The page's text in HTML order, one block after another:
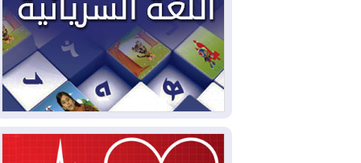
2026-08-02دمشق وعمّان تحذران بغداد:
أي هجوم من أراضي العراق سيواجه برد
2026-08-02ترامب: الولايات المتحدة
وإسرائيل تعلقان شن ضربات على إيران
2026-08-01تقرير: الولايات المتحدة تسحب
منظومة باتريوت الدفاعية من أربيل